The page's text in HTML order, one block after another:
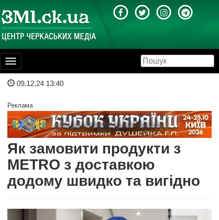
Toggle
navigation
09.12.24 13:40
Реклама
Як замовити продукти з
METRO з доставкою
додому швидко та вигідно